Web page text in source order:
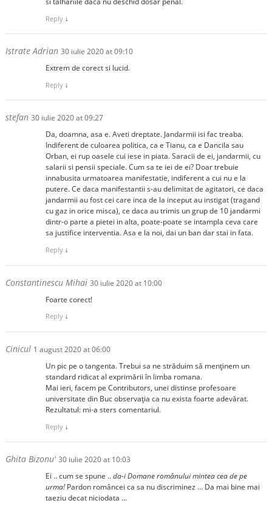
Reply ↓
Istrate Adrian 30 iulie 2020 at 09:10
Extrem de corect si lucid.
Reply ↓
stefan 30 iulie 2020 at 09:27
Da, doamna, asa e. Aveti dreptate. Jandarmii isi fac treaba.
Indiferent de culoarea politica, ca e Tianu, ca e Dancila sau
Orban, ei rup oasele cui iese in piata. Saracii de ei, jandarmii, cu
salarii si pensii speciale. Cum sa te iei de ei? Doar trebuie
innabusita urmatoarea manifestatie, indiferent a cui nu e la
putere. Ce daca manifestantii s-au delimitat de agitatori, ce daca
jandarmii au fost cei care inca de la inceput au instigat (tragand
cu gaz in orice misca), ce daca au trimis un grup de 10 jandarmi
dintr-o parte a pietei in alta, poate-poate se intampla ceva care
sa justifice interventia. Asa e la noi, dai un ban dar stai in fata.
Reply ↓
Constantinescu Mihai 30 iulie 2020 at 10:00
Foarte corect!
Reply ↓
Cinicul 1 august 2020 at 06:00
Un pic pe o tangenta. Trebui sa ne străduim să menținem un
standard ridicat al exprimării în limba romana.
Mai ieri, facem pe Contributors, unei distinse profesoare
universitate din Buc observația ca nu exista foarte adevărat.
Rezultatul: mi-a sters comentariul.
Reply ↓
Ghita Bizonu'30 iulie 2020 at 10:03
Ei .. cum se spune ..da-i Domane românului mintea cea de pe
urma!Pardon româncei ca sa nu discriminez … Da mai bine mai
taeziu decat niciodata …